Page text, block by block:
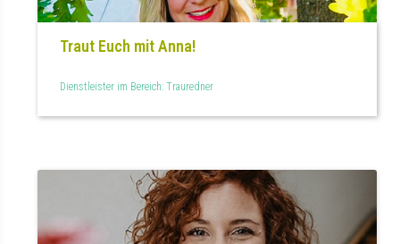
Traut Euch mit Anna!
Dienstleister im Bereich: Trauredner